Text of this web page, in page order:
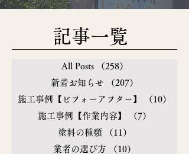
​記事一覧
All Posts （258）
新着お知らせ
（207）
施工事例【ビフォーアフター】
（10）
施工事例【作業内容】
（7）
塗料の種類
（11）
業者の選び方
（10）